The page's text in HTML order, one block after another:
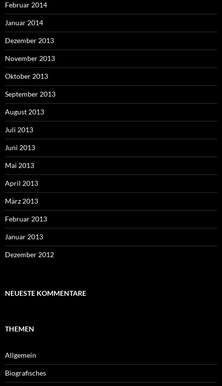
Februar 2014
Januar 2014
Dezember 2013
November 2013
Oktober 2013
September 2013
August 2013
Juli 2013
Juni 2013
Mai 2013
April 2013
März 2013
Februar 2013
Januar 2013
Dezember 2012
NEUESTE KOMMENTARE
THEMEN
Allgemein
Biografisches